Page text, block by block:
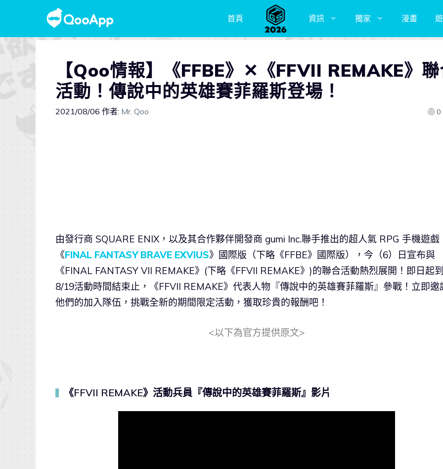
首頁 資訊 獨家 漫畫
【Qoo情報】《FFBE》✕《FFVII REMAKE》
活動！傳說中的英雄賽菲羅斯登場！
2021/08/06 作者: Mr. Qoo 0
由發行商 SQUARE ENIX，以及其合作夥伴開發商 gumi Inc.聯手推出的超人氣 RPG 手機遊戲
《FINAL FANTASY BRAVE EXVIUS》國際版（下略《FFBE》國際版），今（6）日宣布與
《FINAL FANTASY VII REMAKE》(下略《FFVII REMAKE》)的聯合活動熱烈展開！即日起
8/19活動時間結束止，《FFVII REMAKE》代表人物『傳說中的英雄賽菲羅斯』參戰！立即邀
他們的加入隊伍，挑戰全新的期間限定活動，獲取珍貴的報酬吧！
<以下為官方提供原文>
《FFVII REMAKE》活動兵員『傳說中的英雄賽菲羅斯』影片